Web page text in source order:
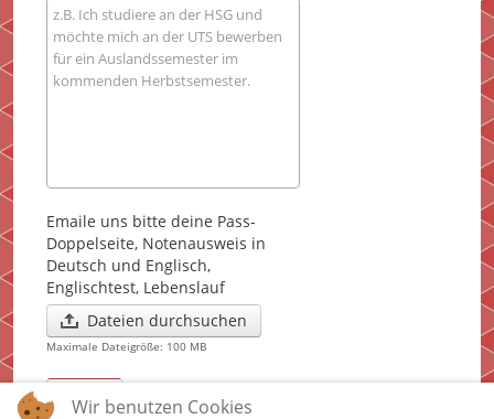
Emaile uns bitte deine Pass-
Doppelseite, Notenausweis in
Deutsch und Englisch,
Englischtest, Lebenslauf
Dateien durchsuchen
Maximale Dateigröße: 100 MB
Submit
Wir benutzen Cookies